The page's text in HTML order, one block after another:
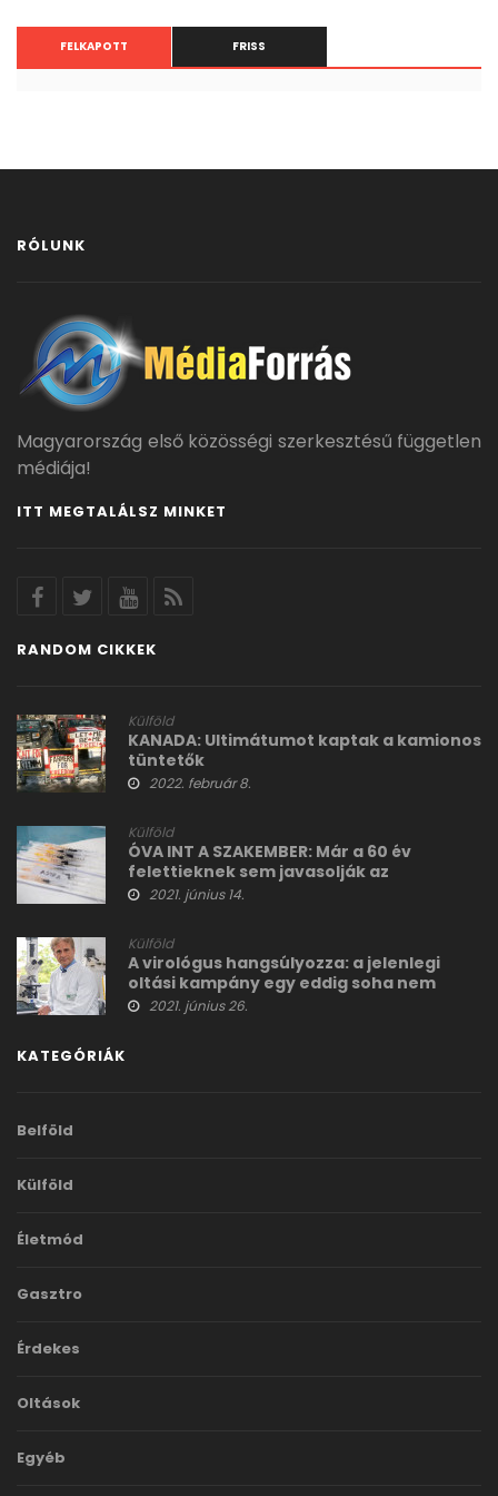
FELKAPOTT FRISS
RÓLUNK
Magyarország első közösségi szerkesztésű független
médiája!
ITT MEGTALÁLSZ MINKET
RANDOM CIKKEK
Külföld
KANADA: Ultimátumot kaptak a kamionos
tüntetők
2022. február 8.
Külföld
ÓVA INT A SZAKEMBER: Már a 60 év
felettieknek sem javasolják az
AstraZeneca covid vakcináját
2021. június 14.
Külföld
A virológus hangsúlyozza: a jelenlegi
oltási kampány egy eddig soha nem
látott világkísérlet
2021. június 26.
KATEGÓRIÁK
Belföld
Külföld
Életmód
Gasztro
Érdekes
Oltások
Egyéb